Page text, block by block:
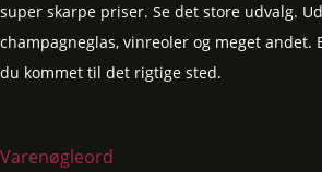
super skarpe priser. Se det store udvalg.
champagneglas, vinreoler og meget andet.
du kommet til det rigtige sted.
Varenøgleord